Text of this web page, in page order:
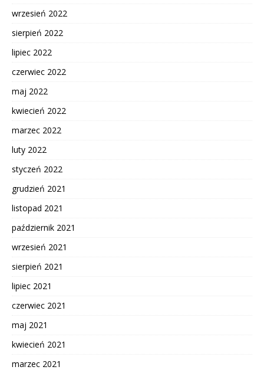
wrzesień 2022
sierpień 2022
lipiec 2022
czerwiec 2022
maj 2022
kwiecień 2022
marzec 2022
luty 2022
styczeń 2022
grudzień 2021
listopad 2021
październik 2021
wrzesień 2021
sierpień 2021
lipiec 2021
czerwiec 2021
maj 2021
kwiecień 2021
marzec 2021